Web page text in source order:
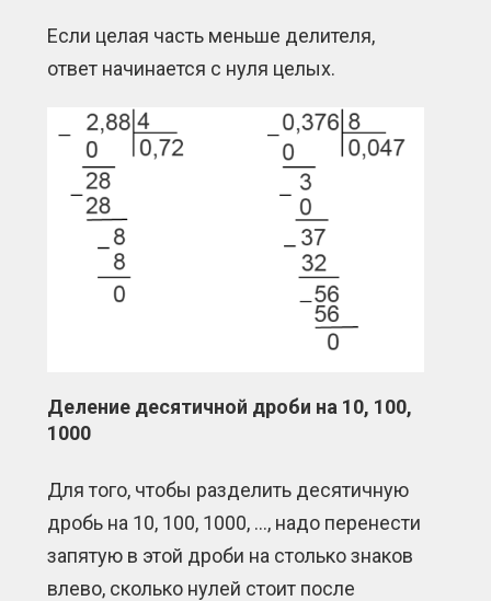
Если целая часть меньше делителя,
ответ начинается с нуля целых.
Деление десятичной дроби на 10, 100,
1000
Для того, чтобы разделить десятичную
дробь на 10, 100, 1000, …, надо перенести
запятую в этой дроби на столько знаков
влево, сколько нулей стоит после